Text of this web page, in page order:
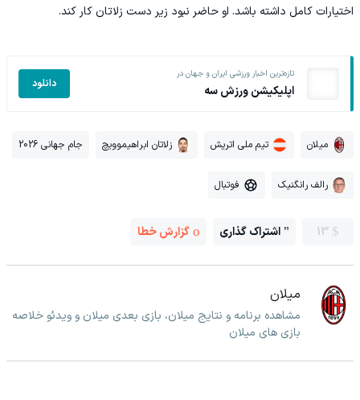
اختیارات کامل داشته باشد. او حاضر نبود زیر دست زلاتان کار کند.
تازه‌ترین اخبار ورزشی ایران و جهان در
اپلیکیشن ورزش سه دانلود
میلان تیم ملی اتریش زلاتان ابراهیموویچ جام جهانی 2026
رالف رانگنیک فوتبال
13 اشتراک گذاری گزارش خطا
میلان
مشاهده برنامه و نتایج میلان، بازی بعدی میلان و ویدئو خلاصه
بازی های میلان